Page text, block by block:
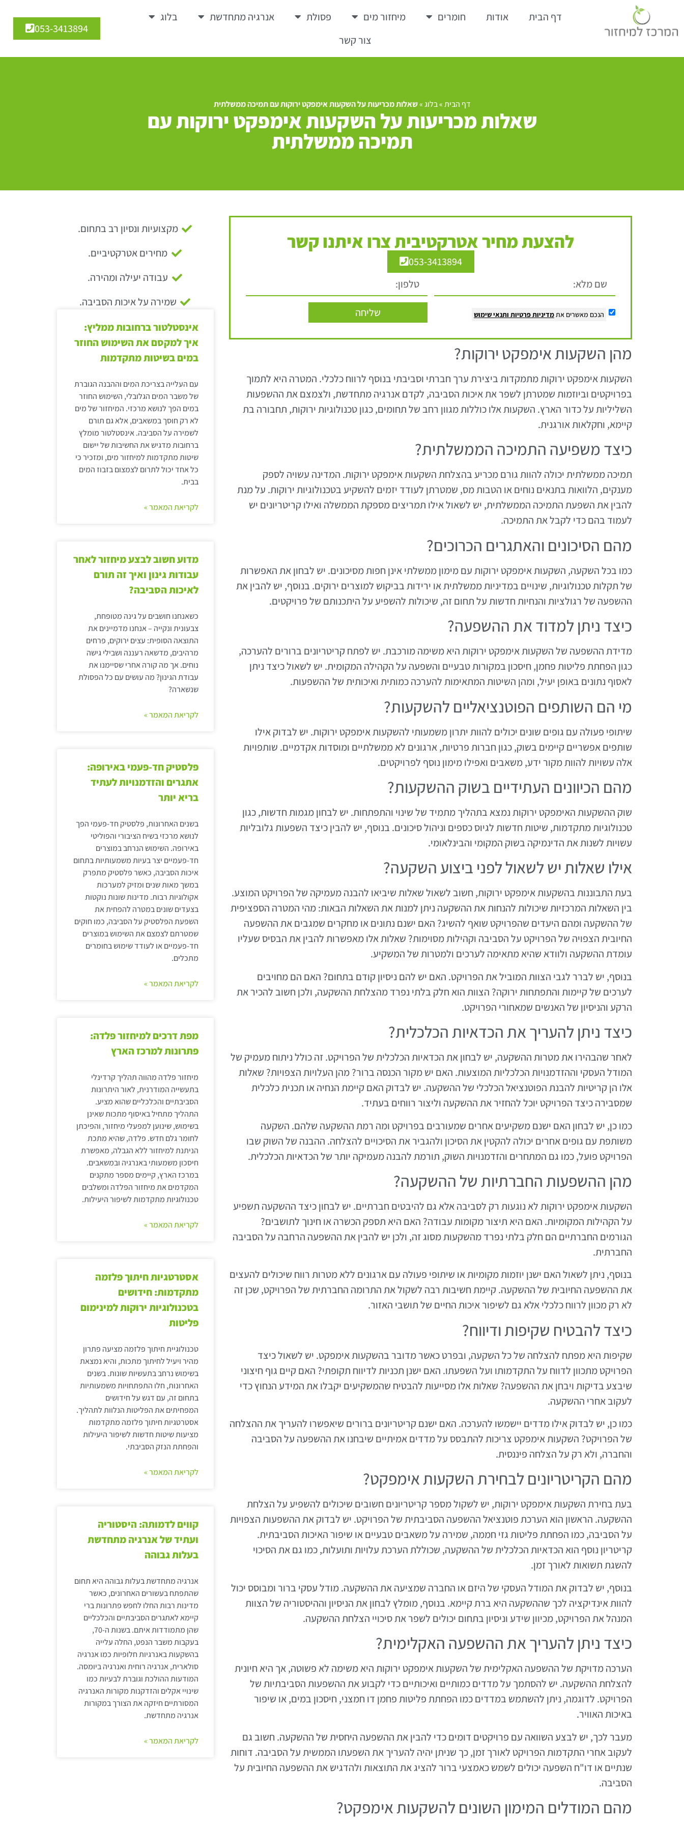
דף הבית אודות חומרים מיחזור מים פסולת אנרגיה מתחדשת
בלוג
צור קשר
053-3413894
דף הבית»בלוג»שאלות מכריעות על השקעות אימפקט ירוקות עם תמיכה ממשלתית
שאלות מכריעות על השקעות אימפקט ירוקות עם
תמיכה ממשלתית
להצעת מחיר אטרקטיבית צרו איתנו קשר
053-3413894
הנכם מאשרים אתמדיניות פרטיות ותנאי שימוש שליחה
מהן השקעות אימפקט ירוקות?
השקעות אימפקט ירוקות מתמקדות ביצירת ערך חברתי וסביבתי בנוסף לרווח כלכלי. המטרה היא לתמוך
בפרויקטים וביוזמות שמטרתן לשפר את איכות הסביבה, לקדם אנרגיה מתחדשת, ולצמצם את ההשפעות
השליליות על כדור הארץ. השקעות אלו כוללות מגוון רחב של תחומים, כגון טכנולוגיות ירוקות, תחבורה בת
קיימא, וחקלאות אורגנית.
כיצד משפיעה התמיכה הממשלתית?
תמיכה ממשלתית יכולה להוות גורם מכריע בהצלחת השקעות אימפקט ירוקות. המדינה עשויה לספק
מענקים, הלוואות בתנאים נוחים או הטבות מס, שמטרתן לעודד יזמים להשקיע בטכנולוגיות ירוקות. על מנת
להבין את השפעת התמיכה הממשלתית, יש לשאול אילו תמריצים מספקת הממשלה ואילו קריטריונים יש
לעמוד בהם כדי לקבל את התמיכה.
מהם הסיכונים והאתגרים הכרוכים?
כמו בכל השקעה, השקעות אימפקט ירוקות עם מימון ממשלתי אינן חפות מסיכונים. יש לבחון את האפשרות
של תקלות טכנולוגיות, שינויים במדיניות ממשלתית או ירידות בביקוש למוצרים ירוקים. בנוסף, יש להבין את
ההשפעה של רגולציות והנחיות חדשות על תחום זה, שיכולות להשפיע על היתכנותם של פרויקטים.
כיצד ניתן למדוד את ההשפעה?
מדידת ההשפעה של השקעות אימפקט ירוקות היא משימה מורכבת. יש לפתח קריטריונים ברורים להערכה,
כגון הפחתת פליטות פחמן, חיסכון במקורות טבעיים והשפעה על הקהילה המקומית. יש לשאול כיצד ניתן
לאסוף נתונים באופן יעיל, ומהן השיטות המתאימות להערכה כמותית ואיכותית של ההשפעות.
מי הם השותפים הפוטנציאליים להשקעות?
שיתופי פעולה עם גופים שונים יכולים להוות יתרון משמעותי להשקעות אימפקט ירוקות. יש לבדוק אילו
שותפים אפשריים קיימים בשוק, כגון חברות פרטיות, ארגונים לא ממשלתיים ומוסדות אקדמיים. שותפויות
אלה עשויות להוות מקור ידע, משאבים ואפילו מימון נוסף לפרויקטים.
מהם הכיוונים העתידיים בשוק ההשקעות?
שוק ההשקעות האימפקט ירוקות נמצא בתהליך מתמיד של שינוי והתפתחות. יש לבחון מגמות חדשות, כגון
טכנולוגיות מתקדמות, שיטות חדשות לגיוס כספים וניהול סיכונים. בנוסף, יש להבין כיצד השפעות גלובליות
עשויות לשנות את הדינמיקה בשוק המקומי והבינלאומי.
אילו שאלות יש לשאול לפני ביצוע השקעה?
בעת התבוננות בהשקעות אימפקט ירוקות, חשוב לשאול שאלות שיביאו להבנה מעמיקה של הפרויקט המוצע.
בין השאלות המרכזיות שיכולות להנחות את ההשקעה ניתן למנות את השאלות הבאות: מהי המטרה הספציפית
של ההשקעה ומהם היעדים שהפרויקט שואף להשיג? האם ישנם נתונים או מחקרים שמגבים את ההשפעה
החיובית הצפויה של הפרויקט על הסביבה וקהילות מסוימות? שאלות אלו מאפשרות להבין את הבסיס שעליו
עומדת ההשקעה ולוודא שהיא מתאימה לערכים ולמטרות של המשקיע.
בנוסף, יש לברר לגבי הצוות המוביל את הפרויקט. האם יש להם ניסיון קודם בתחום? האם הם מחויבים
לערכים של קיימות והתפתחות ירוקה? הצוות הוא חלק בלתי נפרד מהצלחת ההשקעה, ולכן חשוב להכיר את
הרקע והניסיון של האנשים שמאחורי הפרויקט.
כיצד ניתן להעריך את הכדאיות הכלכלית?
לאחר שהבהירו את מטרות ההשקעה, יש לבחון את הכדאיות הכלכלית של הפרויקט. זה כולל ניתוח מעמיק של
המודל העסקי וההזדמנויות הכלכליות המוצעות. האם יש מקור הכנסה ברור? מהן העלויות הצפויות? שאלות
אלו הן קריטיות להבנת הפוטנציאל הכלכלי של ההשקעה. יש לבדוק האם קיימת הנחיה או תכנית כלכלית
שמסבירה כיצד הפרויקט יוכל להחזיר את ההשקעה וליצור רווחים בעתיד.
כמו כן, יש לבחון האם ישנם משקיעים אחרים שמעורבים בפרויקט ומה רמת ההשקעה שלהם. השקעה
משותפת עם גופים אחרים יכולה להקטין את הסיכון ולהגביר את הסיכויים להצלחה. ההבנה של השוק שבו
הפרויקט פועל, כמו גם המתחרים והזדמנויות השוק, תורמת להבנה מעמיקה יותר של הכדאיות הכלכלית.
מהן ההשפעות החברתיות של ההשקעה?
השקעות אימפקט ירוקות לא נוגעות רק לסביבה אלא גם להיבטים חברתיים. יש לבחון כיצד ההשקעה תשפיע
על הקהילות המקומיות. האם היא תיצור מקומות עבודה? האם היא תספק הכשרה או חינוך לתושבים?
הגורמים החברתיים הם חלק בלתי נפרד מהשקעות מסוג זה, ולכן יש להבין את ההשפעה הרחבה על הסביבה
החברתית.
בנוסף, ניתן לשאול האם ישנן יוזמות מקומיות או שיתופי פעולה עם ארגונים ללא מטרות רווח שיכולים להעצים
את ההשפעה החיובית של ההשקעה. קיימת חשיבות רבה לשקול את התרומה החברתית של הפרויקט, שכן זה
לא רק מכוון לרווח כלכלי אלא גם לשיפור איכות החיים של תושבי האזור.
כיצד להבטיח שקיפות ודיווח?
שקיפות היא מפתח להצלחה של כל השקעה, ובפרט כאשר מדובר בהשקעות אימפקט. יש לשאול כיצד
הפרויקט מתכוון לדווח על התקדמותו ועל השפעתו. האם ישנן תכניות לדיווח תקופתי? האם קיים גוף חיצוני
שיבצע בדיקות ויבחן את ההשפעה? שאלות אלו מסייעות להבטיח שהמשקיעים יקבלו את המידע הנחוץ כדי
לעקוב אחרי ההשקעה.
כמו כן, יש לבדוק אילו מדדים יישמשו להערכה. האם ישנם קריטריונים ברורים שיאפשרו להעריך את ההצלחה
של הפרויקט? השקעות אימפקט צריכות להתבסס על מדדים אמיתיים שיבחנו את ההשפעה על הסביבה
והחברה, ולא רק על הצלחה פיננסית.
מהם הקריטריונים לבחירת השקעות אימפקט?
בעת בחירת השקעות אימפקט ירוקות, יש לשקול מספר קריטריונים חשובים שיכולים להשפיע על הצלחת
ההשקעה. הראשון הוא הערכת פוטנציאל ההשפעה הסביבתית של הפרויקט. יש לבדוק את ההשפעות הצפויות
על הסביבה, כמו הפחתת פליטות גזי חממה, שמירה על משאבים טבעיים או שיפור האיכות הסביבתית.
קריטריון נוסף הוא הכדאיות הכלכלית של ההשקעה, שכוללת הערכת עלויות ותועלות, כמו גם את הסיכוי
להשגת תשואות לאורך זמן.
בנוסף, יש לבדוק את המודל העסקי של היזם או החברה שמציעה את ההשקעה. מודל עסקי ברור ומבוסס יכול
להוות אינדיקציה לכך שההשקעה היא ברת קיימא. בנוסף, מומלץ לבחון את הניסיון וההיסטוריה של הצוות
המנהל את הפרויקט, מכיוון שידע וניסיון בתחום יכולים לשפר את סיכויי הצלחת ההשקעה.
כיצד ניתן להעריך את ההשפעה האקלימית?
הערכה מדויקת של ההשפעה האקלימית של השקעות אימפקט ירוקות היא משימה לא פשוטה, אך היא חיונית
להצלחת ההשקעה. יש להסתמך על מדדים כמותיים ואיכותיים כדי לקבוע את ההשפעות הסביבתיות של
הפרויקט. לדוגמה, ניתן להשתמש במדדים כמו הפחתת פליטות פחמן דו חמצני, חיסכון במים, או שיפור
באיכות האוויר.
מעבר לכך, יש לבצע השוואה עם פרויקטים דומים כדי להבין את ההשפעה היחסית של ההשקעה. חשוב גם
לעקוב אחרי התקדמות הפרויקט לאורך זמן, כך שניתן יהיה להעריך את השפעתו הממשית על הסביבה. דוחות
שנתיים או דו"ח השפעה יכולים לשמש כאמצעי ברור להציג את התוצאות ולהדגיש את ההשפעה החיובית על
הסביבה.
מהם המודלים המימון השונים להשקעות אימפקט?
מקצועיות ונסיון רב בתחום.
מחירים אטרקטיביים.
עבודה יעילה ומהירה.
שמירה על איכות הסביבה.
אינסטלטור ברחובות ממליץ:
איך למקסם את השימוש החוזר
במים בשיטות מתקדמות
עם העלייה בצריכת המים וההבנה הגוברת
של משבר המים הגלובלי, השימוש החוזר
במים הפך לנושא מרכזי. המיחזור של מים
לא רק חוסך במשאבים, אלא גם תורם
לשמירה על הסביבה. אינסטלטור מומלץ
ברחובות מדגיש את החשיבות של יישום
שיטות מתקדמות למיחזור מים, ומזכיר כי
כל אחד יכול לתרום לצמצום בזבוז המים
בבית.
לקריאת המאמר »
מדוע חשוב לבצע מיחזור לאחר
עבודות גינון ואיך זה תורם
לאיכות הסביבה?
כשאנחנו חושבים על גינה מטופחת,
צבעונית ונקייה – אנחנו מדמיינים את
התוצאה הסופית: עצים ירוקים, פרחים
מרהיבים, מדשאה רעננה ושבילי גישה
נוחים. אך מה קורה אחרי שסיימנו את
עבודת הגינון? מה עושים עם כל הפסולת
שנשארה?
לקריאת המאמר »
פלסטיק חד-פעמי באירופה:
אתגרים והזדמנויות לעתיד
בריא יותר
בשנים האחרונות, פלסטיק חד-פעמי הפך
לנושא מרכזי בשיח הציבורי והפוליטי
באירופה. השימוש הנרחב במוצרים
חד-פעמיים יצר בעיות משמעותיות בתחום
איכות הסביבה, כאשר פלסטיק מתפרק
במשך מאות שנים ומזיק למערכות
אקולוגיות רבות. מדינות שונות נוקטות
בצעדים שונים במטרה להפחית את
השפעת הפלסטיק על הסביבה, כמו חוקים
שמטרתם לצמצם את השימוש במוצרים
חד-פעמיים או לעודד שימוש בחומרים
מתכלים.
לקריאת המאמר »
מפת דרכים למיחזור פלדה:
פתרונות למרכז הארץ
מיחזור פלדה מהווה תהליך קרדינלי
בתעשייה המודרנית, לאור היתרונות
הסביבתיים והכלכליים שהוא מציע.
התהליך מתחיל באיסוף מתכות שאינן
בשימוש, שינוען למפעלי מיחזור, והפיכתן
לחומר גלם חדש. פלדה, שהיא מתכת
הניתנת למיחזור ללא הגבלה, מאפשרת
חיסכון משמעותי באנרגיה ובמשאבים.
במרכז הארץ, קיימים מספר מתקנים
המקדמים את מיחזור הפלדה ומשלבים
טכנולוגיות מתקדמות לשיפור היעילות.
לקריאת המאמר »
אסטרטגיות חיתוך פלזמה
מתקדמות: חידושים
בטכנולוגיות ירוקות למינימום
פליטות
טכנולוגיית חיתוך פלזמה מציעה פתרון
מהיר ויעיל לחיתוך מתכות, והיא נמצאת
בשימוש נרחב בתעשיות שונות. בשנים
האחרונות, חלו התפתחויות משמעותיות
בתחום זה, עם דגש על חידושים
המפחיתים את הפליטות הנלוות לתהליך.
אסטרטגיות חיתוך פלזמה מתקדמות
מציעות שיטות חדשות לשיפור היעילות
והפחתת הנזק הסביבתי.
לקריאת המאמר »
קווים לדמותה: היסטוריה
ועתיד של אנרגיה מתחדשת
בעלות גבוהה
אנרגיה מתחדשת בעלות גבוהה היא תחום
שהתפתח בעשורים האחרונים, כאשר
מדינות רבות החלו לחפש פתרונות ברי
קיימא לאתגרים הסביבתיים והכלכליים
שהן מתמודדות איתם. בשנות ה-70,
בעקבות משבר הנפט, החלה עלייה
בהשקעות באנרגיות חלופיות כמו אנרגיה
סולארית, אנרגיה רוחית ואנרגיה ביומסה.
המודעות ההולכת וגוברת לבעיות כמו
שינויי אקלים והזדקנות מקורות האנרגיה
המסורתיים חיזקה את הצורך במקורות
אנרגיה מתחדשת.
לקריאת המאמר »